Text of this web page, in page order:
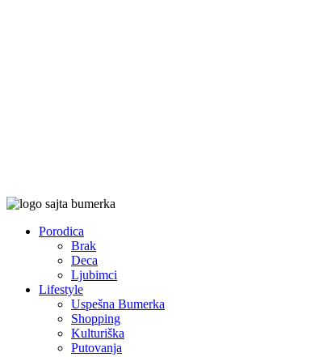
Porodica
Brak
Deca
Ljubimci
Lifestyle
Uspešna Bumerka
Shopping
Kulturiška
Putovanja